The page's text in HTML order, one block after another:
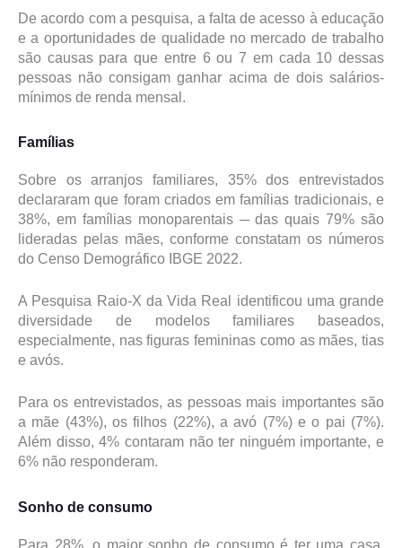
De acordo com a pesquisa, a falta de acesso à educação
e a oportunidades de qualidade no mercado de trabalho
são causas para que entre 6 ou 7 em cada 10 dessas
pessoas não consigam ganhar acima de dois salários-
mínimos de renda mensal.
Famílias
Sobre os arranjos familiares, 35% dos entrevistados
declararam que foram criados em famílias tradicionais, e
38%, em famílias monoparentais ─ das quais 79% são
lideradas pelas mães, conforme constatam os números
do Censo Demográfico IBGE 2022.
A Pesquisa Raio-X da Vida Real identificou uma grande
diversidade de modelos familiares baseados,
especialmente, nas figuras femininas como as mães, tias
e avós.
Para os entrevistados, as pessoas mais importantes são
a mãe (43%), os filhos (22%), a avó (7%) e o pai (7%).
Além disso, 4% contaram não ter ninguém importante, e
6% não responderam.
Sonho de consumo